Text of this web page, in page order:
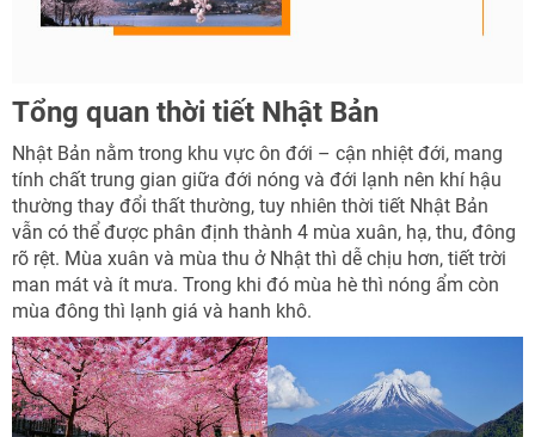
Tổng quan thời tiết Nhật Bản
Nhật Bản nằm trong khu vực ôn đới – cận nhiệt đới, mang
tính chất trung gian giữa đới nóng và đới lạnh nên khí hậu
thường thay đổi thất thường, tuy nhiên thời tiết Nhật Bản
vẫn có thể được phân định thành 4 mùa xuân, hạ, thu, đông
rõ rệt. Mùa xuân và mùa thu ở Nhật thì dễ chịu hơn, tiết trời
man mát và ít mưa. Trong khi đó mùa hè thì nóng ẩm còn
mùa đông thì lạnh giá và hanh khô.